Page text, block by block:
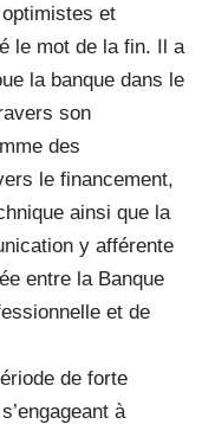
et
le mot de la fin. Il a
la banque dans le
son
des
le financement,
ainsi que la
y afférente
entre la Banque
et de
de forte
à